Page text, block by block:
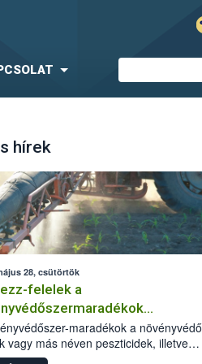
hírek
28, csütörtök
felelek a
kockázatáról
maradékok a növényvédő
vagy más néven peszticidek, illetve
kis mennyiségei, melyek a